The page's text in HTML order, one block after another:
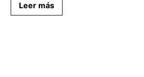
Leer más